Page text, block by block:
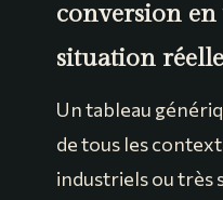
conversion
situation réelle
Un tableau
de tous les
industriels ou très